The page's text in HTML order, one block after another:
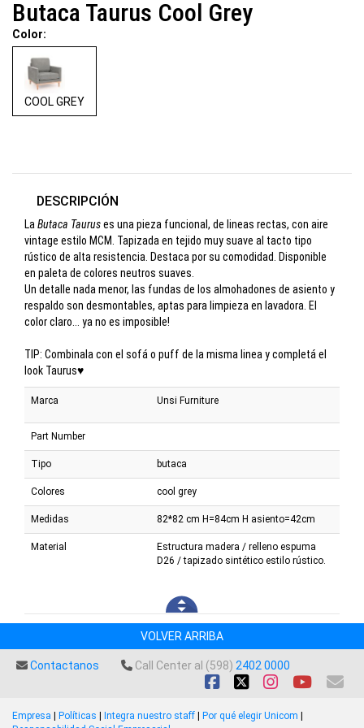
Butaca Taurus Cool Grey
Color:
COOL GREY
DESCRIPCIÓN
La Butaca Tauruses una pieza funcional, de lineas rectas, con aire
vintage estilo MCM. Tapizada en tejido muy suave al tacto tipo
rústico de alta resistencia. Destaca por su comodidad. Disponible
en paleta de colores neutros suaves.
Un detalle nada menor, las fundas de los almohadones de asiento y
respaldo son desmontables, aptas para limpieza en lavadora. El
color claro... ya no es imposible!
TIP: Combinala con el sofá o puff de la misma linea y completá el
look Taurus♥
Marca Unsi Furniture
Part Number
Tipo butaca
Colores cool grey
Medidas 82*82 cm H=84cm H asiento=42cm
Material
Estructura madera / relleno espuma
D26 / tapizado sintético estilo rústico.
VOLVER ARRIBA
Contactanos Call Center al (598) 2402 0000
Empresa | Políticas | Integra nuestro staff | Por qué elegir Unicom |